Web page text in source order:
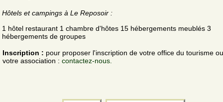
Hôtels et campings à Le Reposoir :
1 hôtel restaurant 1 chambre d'hôtes 15 hébergements meublés 3
hébergements de groupes
Inscription : pour proposer l'inscription de votre office du tourisme
votre association : contactez-nous.